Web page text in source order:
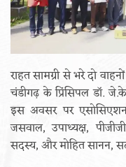
राहत सामग्री से भरे दो
चंडीगढ़ के प्रिंसिपल डॉ.
इस अवसर पर
जसवाल, उपाध्यक्ष,
सदस्य, और मोहित सानन,